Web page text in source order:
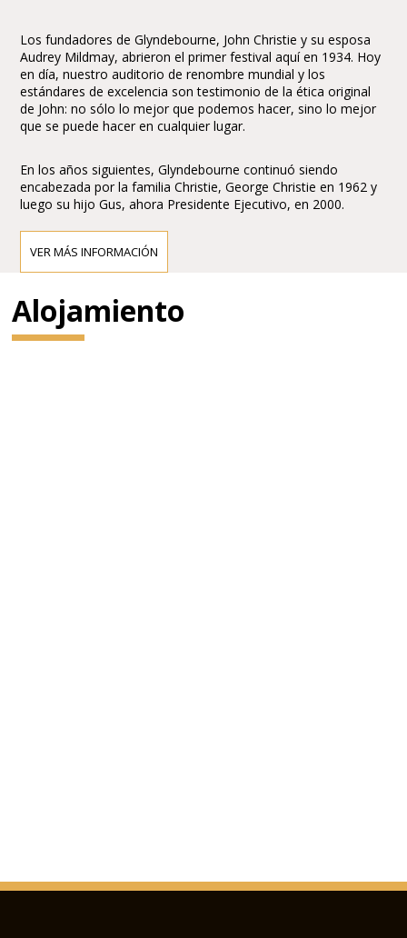
Los fundadores de Glyndebourne, John Christie y su esposa
Audrey Mildmay, abrieron el primer festival aquí en 1934. Hoy
en día, nuestro auditorio de renombre mundial y los
estándares de excelencia son testimonio de la ética original
de John: no sólo lo mejor que podemos hacer, sino lo mejor
que se puede hacer en cualquier lugar.
En los años siguientes, Glyndebourne continuó siendo
encabezada por la familia Christie, George Christie en 1962 y
luego su hijo Gus, ahora Presidente Ejecutivo, en 2000.
VER MÁS INFORMACIÓN
Alojamiento